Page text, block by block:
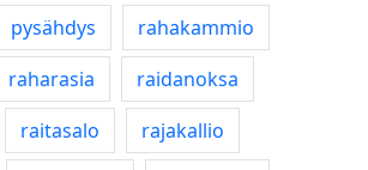
pysähdys
rahakammio
raharasia
raidanoksa
raitasalo
rajakallio